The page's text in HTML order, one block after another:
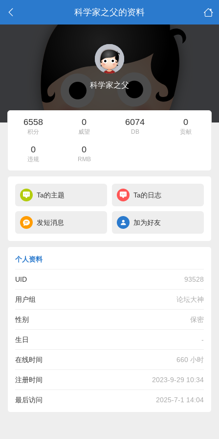
科学家之父的资料
科学家之父
6558
积分
0
威望
6074
DB
0
贡献
0
违规
0
RMB
Ta的主题 Ta的日志
发短消息 加为好友
个人资料
UID 93528
用户组 论坛大神
性别 保密
生日 -
在线时间 660 小时
注册时间 2023-9-29 10:34
最后访问 2025-7-1 14:04